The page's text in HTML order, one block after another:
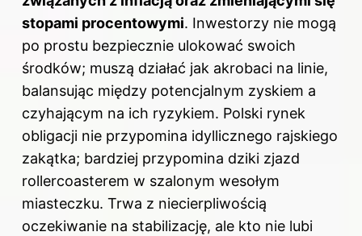
stopami procentowymi. Inwestorzy nie mogą
po prostu bezpiecznie ulokować swoich
środków; muszą działać jak akrobaci na linie,
balansując między potencjalnym zyskiem a
czyhającym na ich ryzykiem. Polski rynek
obligacji nie przypomina idyllicznego rajskiego
zakątka; bardziej przypomina dziki zjazd
rollercoasterem w szalonym wesołym
miasteczku. Trwa z niecierpliwością
oczekiwanie na stabilizację, ale kto nie lubi